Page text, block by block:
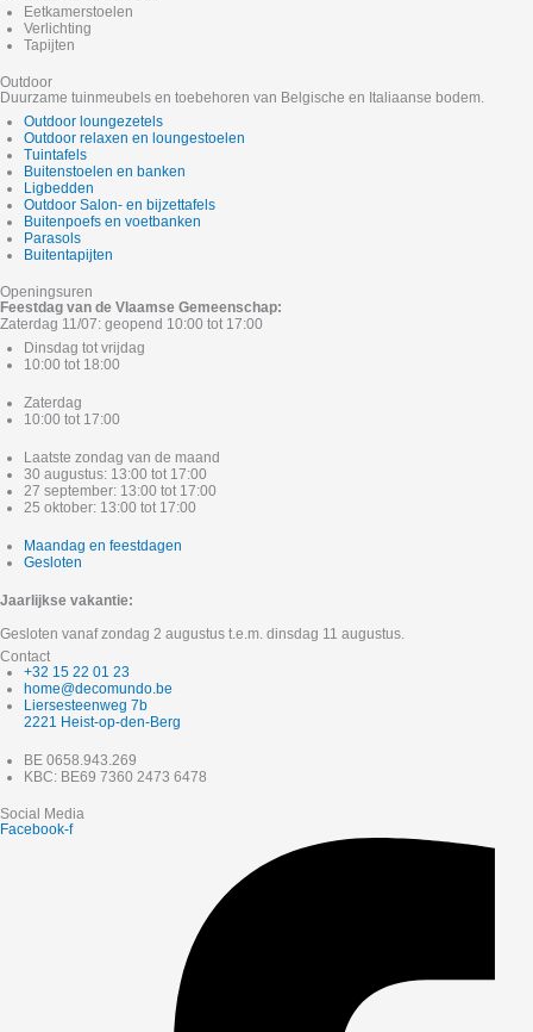
Eetkamerstoelen
Verlichting
Tapijten
Outdoor
Duurzame tuinmeubels en toebehoren van Belgische en Italiaanse bodem.
Outdoor loungezetels
Outdoor relaxen en loungestoelen
Tuintafels
Buitenstoelen en banken
Ligbedden
Outdoor Salon- en bijzettafels
Buitenpoefs en voetbanken
Parasols
Buitentapijten
Openingsuren
Feestdag van de Vlaamse Gemeenschap:
Zaterdag 11/07: geopend 10:00 tot 17:00
Dinsdag tot vrijdag
10:00 tot 18:00
Zaterdag
10:00 tot 17:00
Laatste zondag van de maand
30 augustus: 13:00 tot 17:00
27 september: 13:00 tot 17:00
25 oktober: 13:00 tot 17:00
Maandag en feestdagen
Gesloten
Jaarlijkse vakantie:
Gesloten vanaf zondag 2 augustus t.e.m. dinsdag 11 augustus.
Contact
+32 15 22 01 23
home@decomundo.be
Liersesteenweg 7b
2221 Heist-op-den-Berg
BE 0658.943.269
KBC: BE69 7360 2473 6478
Social Media
Facebook-f